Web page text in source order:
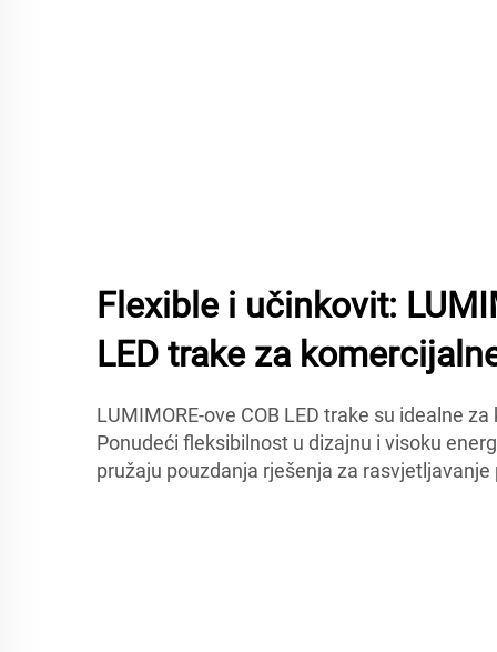
Flexible i učinkovit:
LED trake za
LUMIMORE-ove COB LED trake su idealne
Ponudeći fleksibilnost u dizajnu i visoku
pružaju pouzdanja rješenja za